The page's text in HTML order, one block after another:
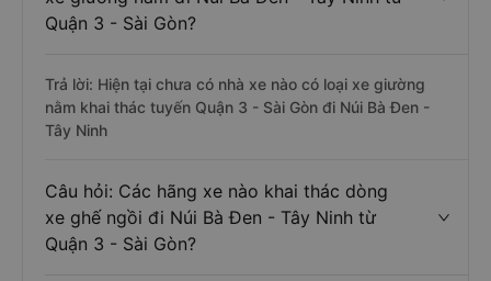
Quận 3 - Sài Gòn?
Trả lời: Hiện tại chưa có nhà xe nào có loại xe giường
nằm khai thác tuyến Quận 3 - Sài Gòn đi Núi Bà Đen -
Tây Ninh
Câu hỏi: Các hãng xe nào khai thác dòng
xe ghế ngồi đi Núi Bà Đen - Tây Ninh từ
Quận 3 - Sài Gòn?